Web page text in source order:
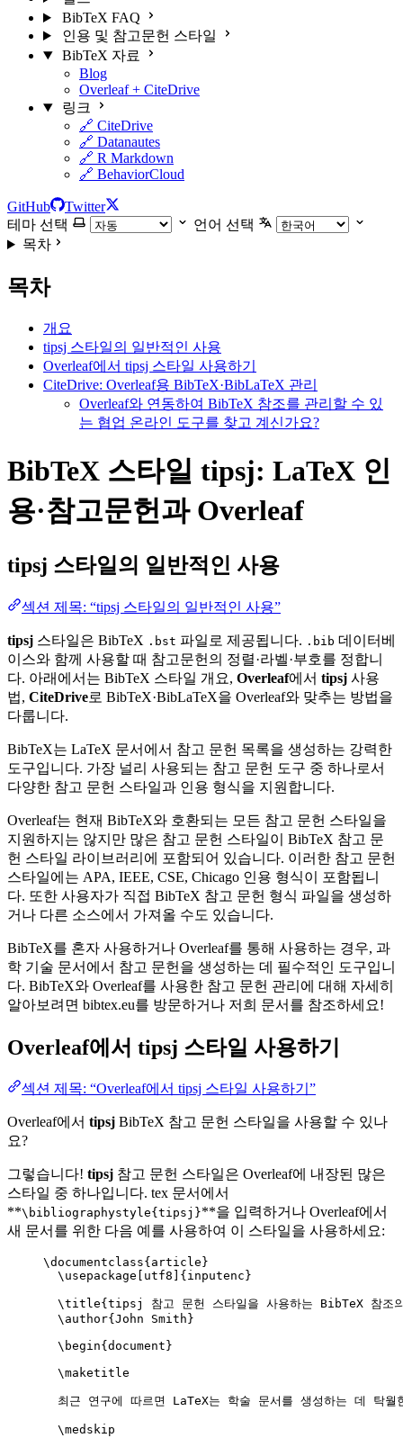
BibTeX FAQ
인용 및 참고문헌 스타일
BibTeX 자료
Blog
Overleaf + CiteDrive
링크
🔗 CiteDrive
🔗 Datanautes
🔗 R Markdown
🔗 BehaviorCloud
GitHub
Twitter
테마 선택
언어 선택
목차
목차
개요
tipsj 스타일의 일반적인 사용
Overleaf에서 tipsj 스타일 사용하기
CiteDrive: Overleaf용 BibTeX·BibLaTeX 관리
Overleaf와 연동하여 BibTeX 참조를 관리할 수 있
는 협업 온라인 도구를 찾고 계신가요?
BibTeX 스타일 tipsj: LaTeX 인
용·참고문헌과 Overleaf
tipsj 스타일의 일반적인 사용
섹션 제목: “tipsj 스타일의 일반적인 사용”
tipsj 스타일은 BibTeX .bst 파일로 제공됩니다. .bib 데이터베
이스와 함께 사용할 때 참고문헌의 정렬·라벨·부호를 정합니
다. 아래에서는 BibTeX 스타일 개요, Overleaf에서 tipsj 사용
법, CiteDrive로 BibTeX·BibLaTeX을 Overleaf와 맞추는 방법을
다룹니다.
BibTeX는 LaTeX 문서에서 참고 문헌 목록을 생성하는 강력한
도구입니다. 가장 널리 사용되는 참고 문헌 도구 중 하나로서
다양한 참고 문헌 스타일과 인용 형식을 지원합니다.
Overleaf는 현재 BibTeX와 호환되는 모든 참고 문헌 스타일을
지원하지는 않지만 많은 참고 문헌 스타일이 BibTeX 참고 문
헌 스타일 라이브러리에 포함되어 있습니다. 이러한 참고 문헌
스타일에는 APA, IEEE, CSE, Chicago 인용 형식이 포함됩니
다. 또한 사용자가 직접 BibTeX 참고 문헌 형식 파일을 생성하
거나 다른 소스에서 가져올 수도 있습니다.
BibTeX를 혼자 사용하거나 Overleaf를 통해 사용하는 경우, 과
학 기술 문서에서 참고 문헌을 생성하는 데 필수적인 도구입니
다. BibTeX와 Overleaf를 사용한 참고 문헌 관리에 대해 자세히
알아보려면 bibtex.eu를 방문하거나 저희 문서를 참조하세요!
Overleaf에서 tipsj 스타일 사용하기
섹션 제목: “Overleaf에서 tipsj 스타일 사용하기”
Overleaf에서 tipsj BibTeX 참고 문헌 스타일을 사용할 수 있나
요?
그렇습니다! tipsj 참고 문헌 스타일은 Overleaf에 내장된 많은
스타일 중 하나입니다. tex 문서에서
**\bibliographystyle{tipsj}**을 입력하거나 Overleaf에서
새 문서를 위한 다음 예를 사용하여 이 스타일을 사용하세요:
\documentclass{ article }
\usepackage
utf8 ]{ inputenc }
\title{tipsj 참고 문헌 스타일을 사용하는 BibTeX 참조
\author{John Smith}
\begin{ document }
\maketitle
최근 연구에 따르면 LaTeX는 학술 문서를 생성하는 데 탁
\medskip